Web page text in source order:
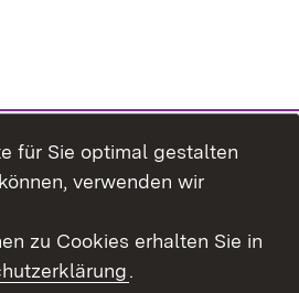
für Sie optimal gestalten
verwenden wir
zu Cookies erhalten Sie in
.